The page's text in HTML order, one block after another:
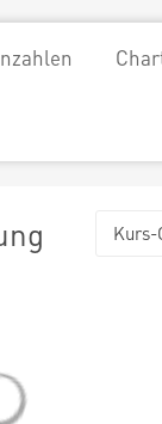
Kurs-